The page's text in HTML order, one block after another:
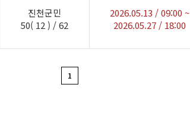
진천군민
50( 12 ) / 62
2026.05.13 / 09:00 ~
2026.05.27 / 18:00
1